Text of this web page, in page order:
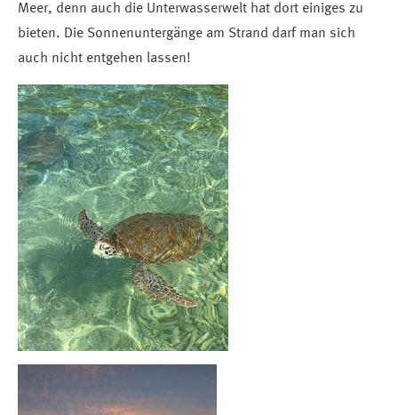
Meer, denn auch die Unterwasserwelt hat dort einiges zu
bieten. Die Sonnenuntergänge am Strand darf man sich
auch nicht entgehen lassen!